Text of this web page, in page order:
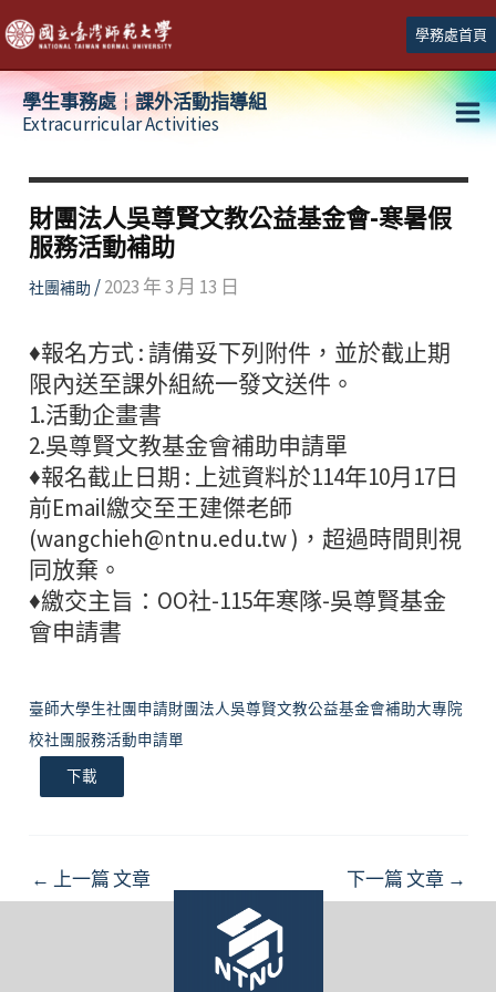
跳
至
主
學務處首頁
學生事務處┆課外活動指導組
Extracurricular Activities
財團法人吳尊賢文教公益基金會-寒暑假
服務活動補助
社團補助 /2023 年 3 月 13 日
♦報名方式 : 請備妥下列附件，並於截止期
限內送至課外組統一發文送件。
1.活動企畫書
2.吳尊賢文教基金會補助申請單
♦報名截止日期 : 上述資料於114年10月17日
前Email繳交至王建傑老師
(wangchieh@ntnu.edu.tw )，超過時間則視
同放棄。
♦繳交主旨：OO社-115年寒隊-吳尊賢基金
會申請書
臺師大學生社團申請財團法人吳尊賢文教公益基金會補助大專院
校社團服務活動申請單
下載
Post
navigation
← 上一篇 文章 下一篇 文章 →